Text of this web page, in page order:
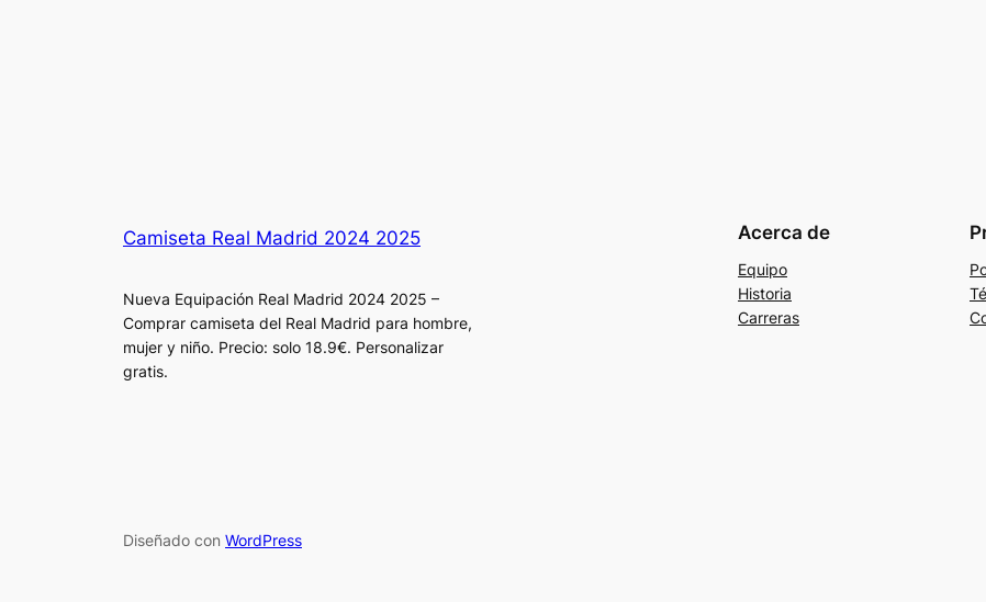
Camiseta Real Madrid 2024 2025
Nueva Equipación Real Madrid 2024 2025 –
Comprar camiseta del Real Madrid para hombre,
mujer y niño. Precio: solo 18.9€. Personalizar
gratis.
Acerca de
Equipo
Historia
Carreras
Diseñado con WordPress